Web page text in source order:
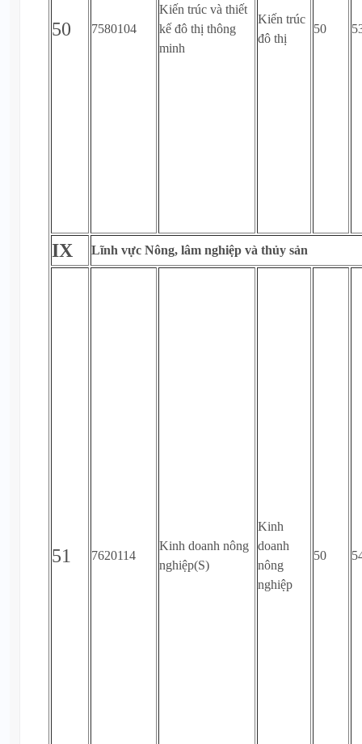
50 7580104
Kiến trúc và thiết
kế đô thị thông
minh
Kiến trúc
đô thị
50
IX Lĩnh vực Nông, lâm nghiệp và thủy sản
51 7620114
Kinh doanh nông
nghiệp(S)
Kinh
doanh
nông
nghiệp
50